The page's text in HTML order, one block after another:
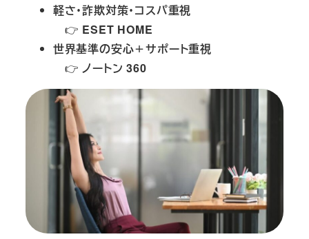
軽さ・詐欺対策・コスパ重視
👉 ESET HOME
世界基準の安心＋サポート重視
👉ノートン 360